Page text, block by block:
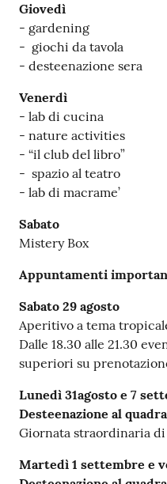
Giovedì
- gardening
- giochi da tavola
- desteenazione sera
Venerdì
- lab di cucina
- nature activities
- “il club del libro”
- spazio al teatro
- lab di macrame’
Sabato
Mistery Box
Appuntamenti
Sabato 29 agosto
Aperitivo a tema
Dalle 18.30 alle 21.30
superiori su
Lunedì 31agosto e 7
Desteenazione al
Giornata straordinaria
Martedì 1 settembre e